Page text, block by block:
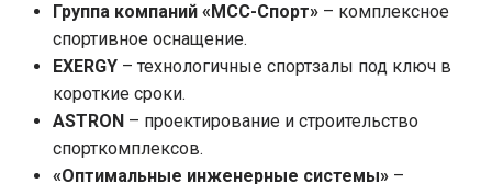
Группа компаний «МСС-Спорт» – комплексное
спортивное оснащение.
EXERGY – технологичные спортзалы под ключ в
короткие сроки.
ASTRON – проектирование и строительство
спорткомплексов.
«Оптимальные инженерные системы» –